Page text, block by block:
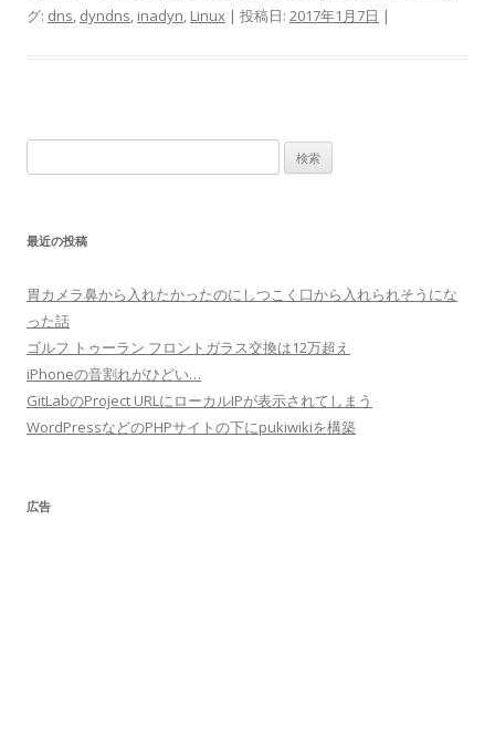
グ: dns, dyndns, inadyn, Linux | 投稿日: 2017年1月7日 |
索:
最近の投稿
胃カメラ鼻から入れたかったのにしつこく口から入れられそうにな
った話
ゴルフ トゥーラン フロントガラス交換は12万超え
iPhoneの音割れがひどい…
GitLabのProject URLにローカルIPが表示されてしまう
WordPressなどのPHPサイトの下にpukiwikiを構築
広告